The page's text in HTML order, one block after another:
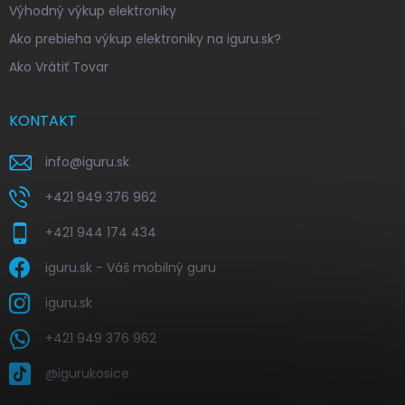
Výhodný výkup elektroniky
Ako prebieha výkup elektroniky na iguru.sk?
Ako Vrátiť Tovar
KONTAKT
info@iguru.sk
+421 949 376 962
+421 944 174 434
iguru.sk - Váš mobilný guru
iguru.sk
+421 949 376 962
@igurukosice